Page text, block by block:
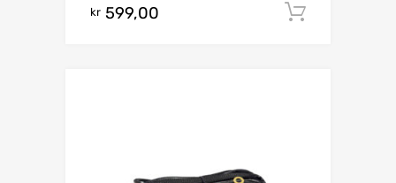
kr 599,00